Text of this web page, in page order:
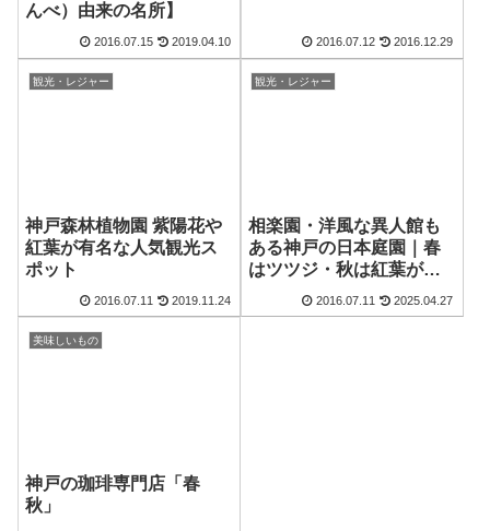
んべ）由来の名所】
2016.07.15 2019.04.10 2016.07.12 2016.12.29
観光・レジャー
神戸森林植物園 紫陽花や
紅葉が有名な人気観光ス
ポット
2016.07.11 2019.11.24
観光・レジャー
相楽園・洋風な異人館も
ある神戸の日本庭園｜春
はツツジ・秋は紅葉が必
2016.07.11 2025.04.27
美味しいもの
神戸の珈琲専門店「春
秋」